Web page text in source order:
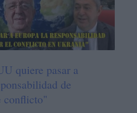
quiere pasar a
de
conflicto"